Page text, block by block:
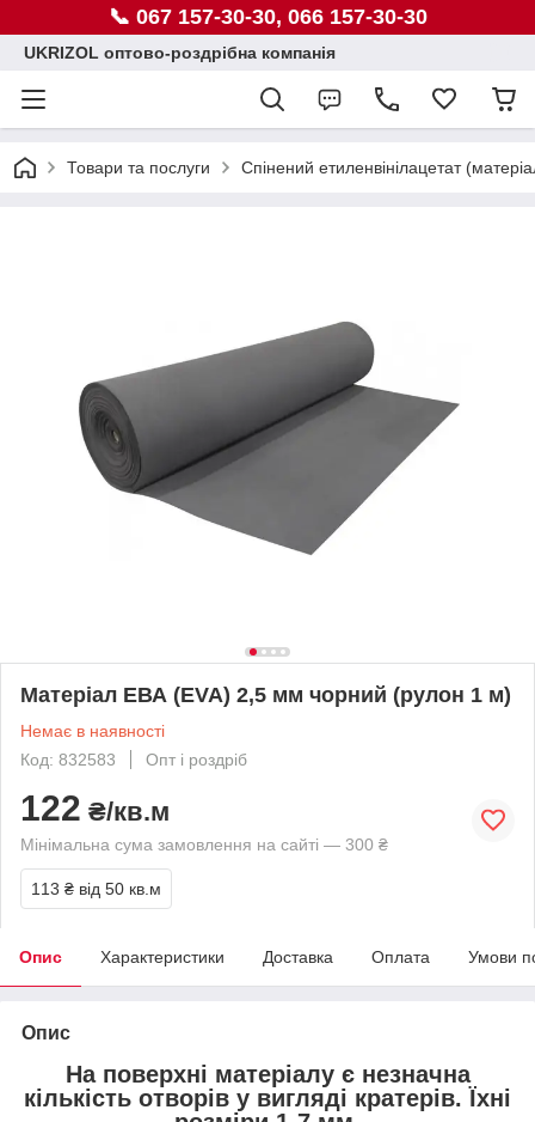
📞 067 157-30-30, 066 157-30-30
UKRIZOL оптово-роздрібна компанія
Товари та послуги Спінений етиленвінілацетат
Матеріал ЕВА (EVA) 2,5 мм чорний (рулон 1 м)
Немає в наявності
Код: 832583
Опт і роздріб
122 ₴/кв.м
Мінімальна сума замовлення на сайті — 300 ₴
113 ₴ від 50 кв.м
Опис Характеристики Доставка Оплата Умови
Опис
На поверхні матеріалу є незначна
кількість отворів у вигляді кратерів. Їхні